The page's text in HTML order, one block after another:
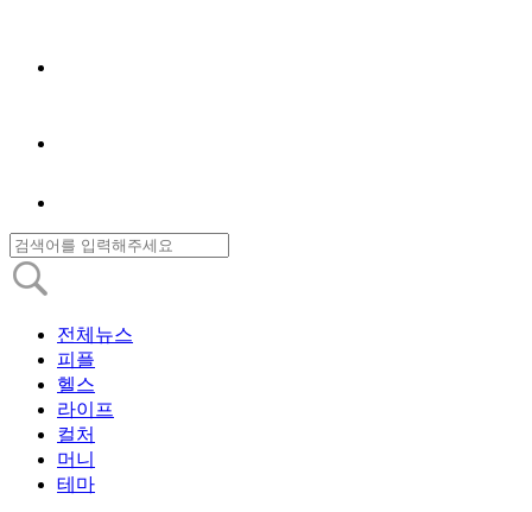
전체뉴스
피플
헬스
라이프
컬처
머니
테마